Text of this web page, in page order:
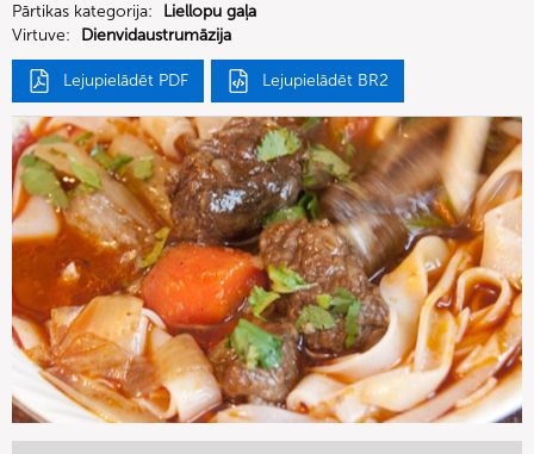
Pārtikas kategorija:
Liellopu gaļa
Virtuve:
Dienvidaustrumāzija
Lejupielādēt PDF Lejupielādēt BR2